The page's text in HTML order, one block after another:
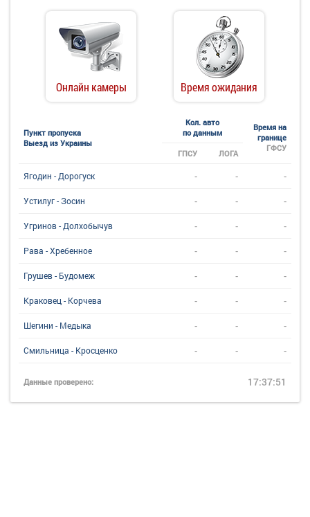
Онлайн камеры Время ожидания
Пункт пропуска
Выезд из Украины
Кол. авто
по данным
Время на
границе
ГФСУ
ГПСУ ЛОГА
Ягодин - Дорогуск - - -
Устилуг - Зосин - - -
Угринов - Долхобычув - - -
Рава - Хребенное - - -
Грушев - Будомеж - - -
Краковец - Корчева - - -
Шегини - Медыка - - -
Смильница - Кросценко - - -
Данные проверено: 17:37:51